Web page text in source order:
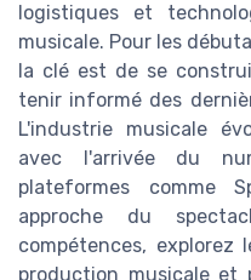
logistiques et
musicale. Pour les
la clé est de se
tenir informé des
L'industrie musicale
avec l'arrivée du
plateformes comme
approche du
compétences,
production musicale